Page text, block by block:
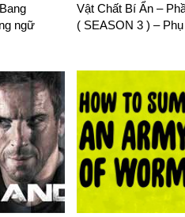
tư thời gian và công sức vào
thu ngôn ngữ.Nhược điểm: Học
lại và tạo nên tâm lý sợ
phá một ngôn ngữ mới. Nhưng
ngữ pháp cần thiết, việc mong
ngữ
Vật Chất Bí Ẩn –
( SEASON 3 ) –